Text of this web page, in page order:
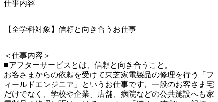
仕事内容
【全学科対象】信頼と向き合うお仕事
＜仕事内容＞
■アフターサービスとは、信頼と向き合うこと。
お客さまからの依頼を受けて東芝家電製品の修理を行う「フ
ィールドエンジニア」というお仕事です。一般のお客さま宅
だけでなく、学校や企業、店舗、病院などの公共施設へも家